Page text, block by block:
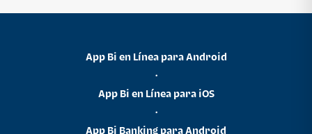
App Bi en Línea para Android
•
App Bi en Línea para iOS
•
App Bi Banking para Android